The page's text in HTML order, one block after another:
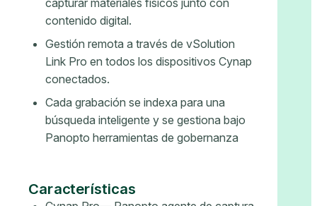
capturar materiales físicos junto con
contenido digital.
Gestión remota a través de vSolution
Link Pro en todos los dispositivos Cynap
conectados.
Cada grabación se indexa para una
búsqueda inteligente y se gestiona bajo
Panopto herramientas de gobernanza
Características